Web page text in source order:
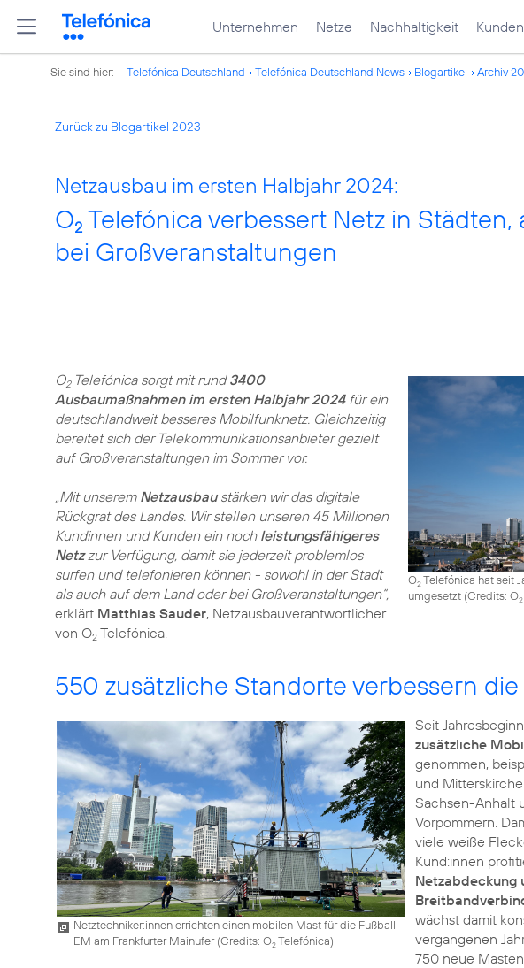
Unternehmen Netze Nachhaltigkeit Kunden
Sie sind hier: Telefónica Deutschland Telefónica Deutschland News Blogartikel Archiv
Zurück zu Blogartikel 2023
Netzausbau im ersten Halbjahr 2024:
O2 Telefónica verbessert Netz in Städten,
bei Großveranstaltungen
O2Telefónica hat seit
umgesetzt (Credits: O2
O2Telefónica sorgt mit rund3400
Ausbaumaßnahmen im ersten Halbjahr 2024für ein
deutschlandweit besseres Mobilfunknetz. Gleichzeitig
bereitet sich der Telekommunikationsanbieter gezielt
auf Großveranstaltungen im Sommer vor.
„Mit unserem Netzausbaustärken wir das digitale
Rückgrat des Landes. Wir stellen unseren 45 Millionen
Kundinnen und Kunden ein noch leistungsfähigeres
Netzzur Verfügung, damit sie jederzeit problemlos
surfen und telefonieren können - sowohl in der Stadt
als auch auf dem Land oder bei Großveranstaltungen“,
erklärt Matthias Sauder, Netzausbauverantwortlicher
von O2 Telefónica.
550 zusätzliche Standorte verbessern
Netztechniker:innen errichten einen mobilen Mast für die Fußball
EM am Frankfurter Mainufer (Credits: O2Telefónica)
Seit
zusätzliche
genommen,
und
Sachsen-Anhalt
Vorpommern.
viele weiße
Kund:innen
Netzabdeckung
wächst damit
vergangenen
750 neue